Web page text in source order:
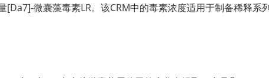
微囊藻毒素LR。该CRM中的毒素浓度适用于制备稀释系